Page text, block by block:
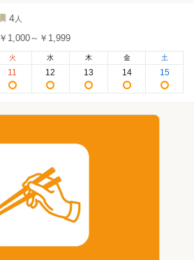
4 人
￥1,000～￥1,999
火
11
水
12
木
13
金
14
土
15